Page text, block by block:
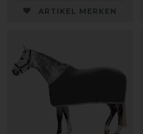
ARTIKEL MERKEN